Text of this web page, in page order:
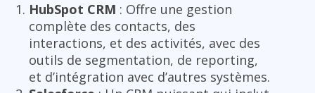
HubSpot CRM : Offre une gestion
complète des contacts, des
interactions, et des activités, avec des
outils de segmentation, de reporting,
et d’intégration avec d’autres systèmes.